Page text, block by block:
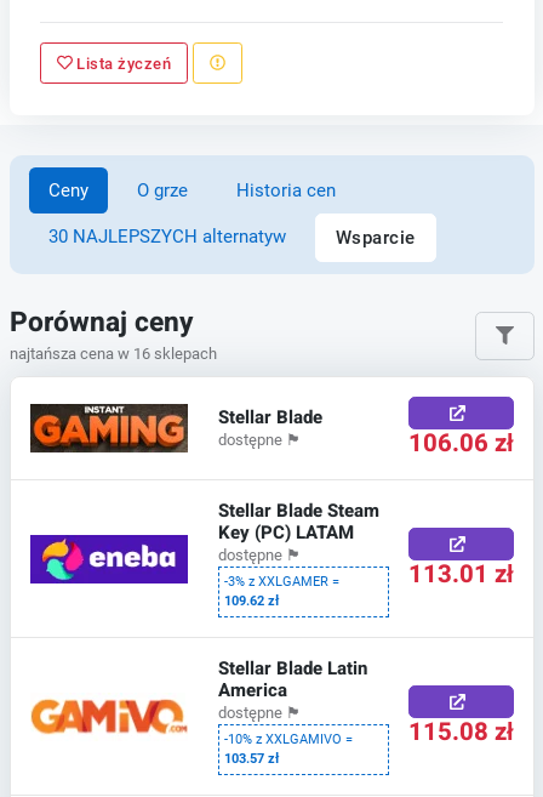
Lista życzeń
Ceny O grze Historia cen
30 NAJLEPSZYCH alternatyw Wsparcie
Porównaj ceny
najtańsza cena w 16 sklepach
Stellar Blade
dostępne 🏴 106.06 zł
Stellar Blade Steam
Key (PC) LATAM
dostępne 🏴
-3% z XXLGAMER =
109.62 zł
113.01 zł
Stellar Blade Latin
America
dostępne 🏴
-10% z XXLGAMIVO =
103.57 zł
115.08 zł